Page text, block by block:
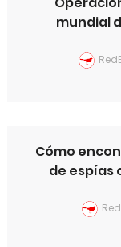
mundial
Espionaje
Cómo
de espías